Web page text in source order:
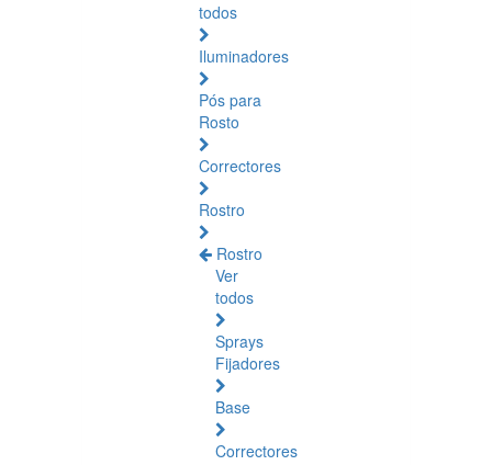
todos
Iluminadores
Pós para
Rosto
Correctores
Rostro
Rostro
Ver
todos
Sprays
Fijadores
Base
Correctores